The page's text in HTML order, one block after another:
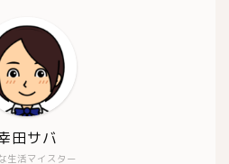
生活マイスター
田サバ